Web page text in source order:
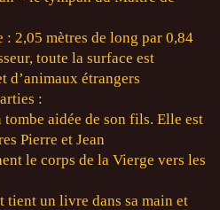
: 2,05 mètres de long par 0,84
toute la surface est
d’animaux étrangers
:
tombe aidée de son fils. Elle est
Pierre et Jean
le corps de la Vierge vers les
tient un livre dans sa main et